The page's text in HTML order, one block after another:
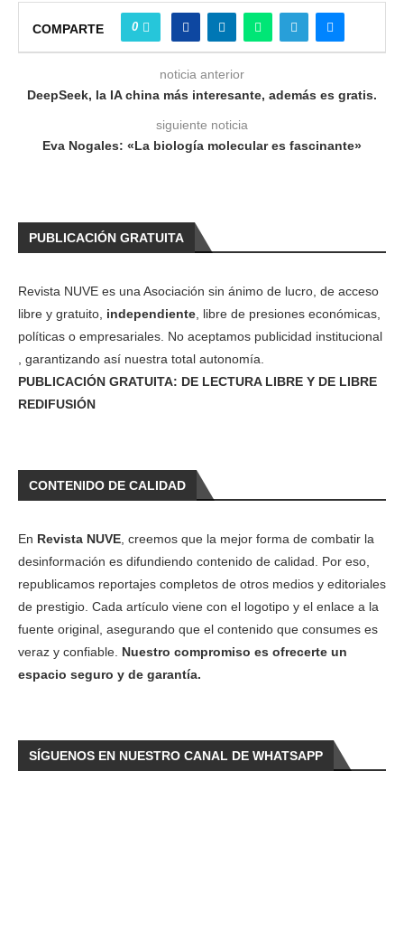
COMPARTE 0
noticia anterior
DeepSeek, la IA china más interesante, además es gratis.
siguiente noticia
Eva Nogales: «La biología molecular es fascinante»
PUBLICACIÓN GRATUITA
Revista NUVE es una Asociación sin ánimo de lucro, de acceso
libre y gratuito, independiente, libre de presiones económicas,
políticas o empresariales. No aceptamos publicidad institucional
, garantizando así nuestra total autonomía.
PUBLICACIÓN GRATUITA: DE LECTURA LIBRE Y DE LIBRE
REDIFUSIÓN
CONTENIDO DE CALIDAD
En Revista NUVE, creemos que la mejor forma de combatir la
desinformación es difundiendo contenido de calidad. Por eso,
republicamos reportajes completos de otros medios y editoriales
de prestigio. Cada artículo viene con el logotipo y el enlace a la
fuente original, asegurando que el contenido que consumes es
veraz y confiable. Nuestro compromiso es ofrecerte un
espacio seguro y de garantía.
SÍGUENOS EN NUESTRO CANAL DE WHATSAPP